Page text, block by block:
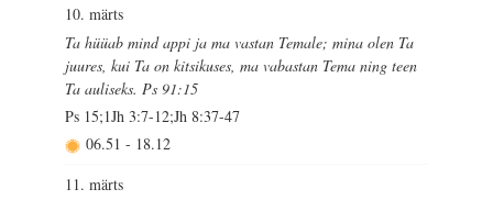
10. märts
Ta hüüab mind appi ja ma vastan Temale; mina olen Ta
juures, kui Ta on kitsikuses, ma vabastan Tema ning teen
Ta auliseks. Ps 91:15
Ps 15;1Jh 3:7-12;Jh 8:37-47
06.51 - 18.12
11. märts